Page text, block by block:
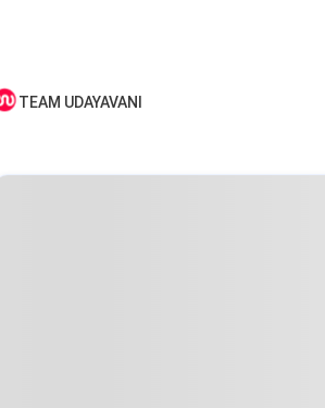
TEAM UDAYAVANI